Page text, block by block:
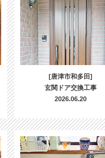
[唐津市和多田]
玄関ドア交換工事
2026.06.20